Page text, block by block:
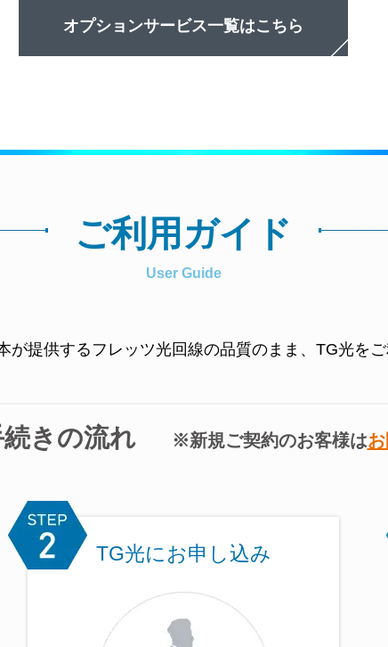
オプションサービス一覧はこちら
ご利用ガイド
User Guide
が提供するフレッツ光回線の品質のまま、TG光をご
続きの流れ ※新規ご契約のお客様は
TG光にお申し込み